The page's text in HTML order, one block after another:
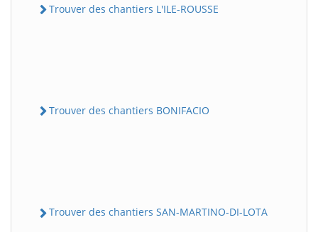
Trouver des chantiers L'ILE-ROUSSE
Trouver des chantiers BONIFACIO
Trouver des chantiers SAN-MARTINO-DI-LOTA